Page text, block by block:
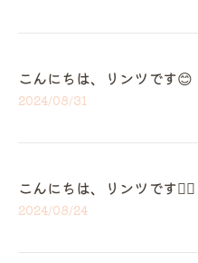
こんにちは、リンツです😊
2024/08/31
こんにちは、リンツです🙋‍♀️
2024/08/24